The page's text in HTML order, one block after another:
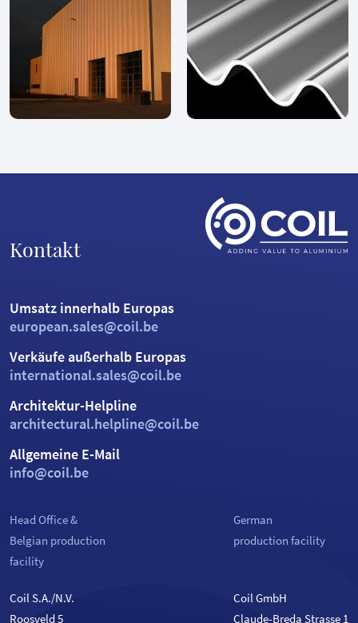
Kontakt
Umsatz innerhalb Europas
european.sales@coil.be
Verkäufe außerhalb Europas
international.sales@coil.be
Architektur-Helpline
architectural.helpline@coil.be
Allgemeine E-Mail
info@coil.be
Head Office &
Belgian production
facility
Coil S.A./N.V.
Roosveld 5
German
production facility
Coil GmbH
Claude-Breda Strasse 1